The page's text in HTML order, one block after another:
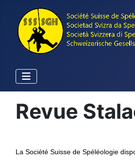
Revue
La Société Suisse de Spéléologie